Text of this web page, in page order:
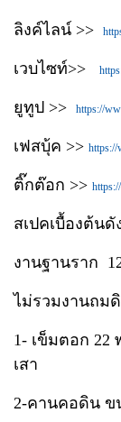
ลิงค์ไลน์ >>
เวบไซท์>>
ยูทูป >> https://
เฟสบุ้ค >> https://
ติ๊กต๊อก >>
สเปคเบื้องต้นดั
งานฐานราก
ไม่รวมงานถม
1- เข็มตอก
เสา
2-คานคอดิน ข